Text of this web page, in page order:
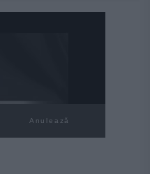
Anulează